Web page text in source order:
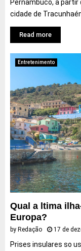
Pernambuco, a
cidade de
Read more
Entretenimento
Qual a ltima
Europa?
by Redação 17 de
Prises insulares so